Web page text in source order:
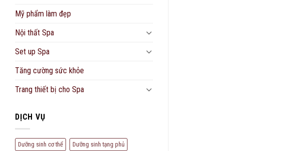
Mỹ phẩm làm đẹp
Nội thất Spa
Set up Spa
Tăng cường sức khỏe
Trang thiết bị cho Spa
DỊCH VỤ
Dưỡng sinh cơ thể Dưỡng sinh tạng phủ